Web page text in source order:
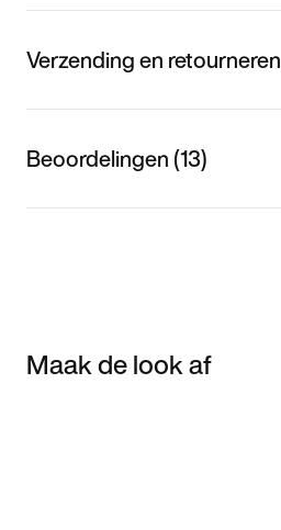
Verzending en retourneren
Beoordelingen (13)
Maak de look af